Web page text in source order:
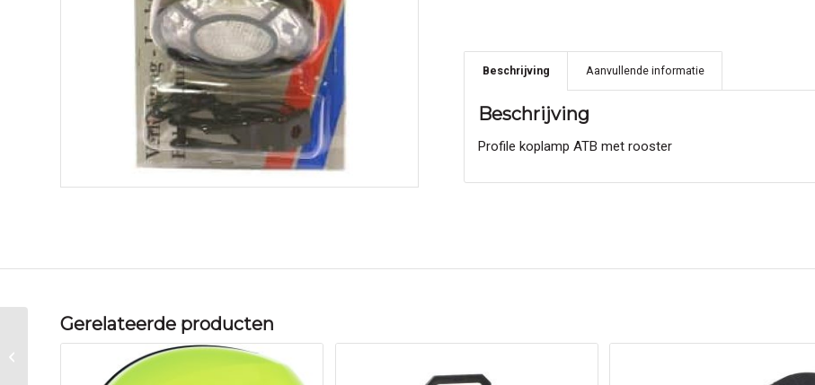
Beschrijving Aanvullende informatie
Beschrijving
Profile koplamp ATB met rooster
Gerelateerde producten